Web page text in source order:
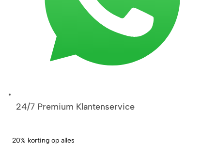
24/7 Premium Klantenservice
20% korting op alles